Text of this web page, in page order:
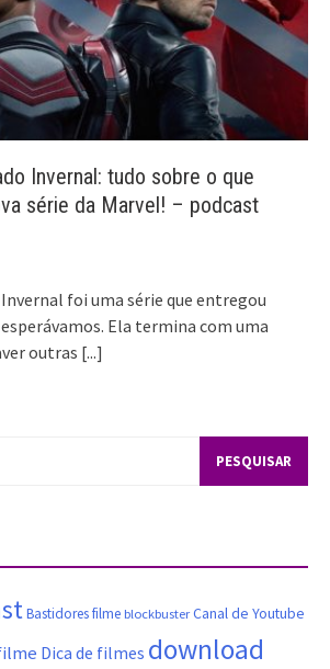
Invernal: tudo sobre o que
série da Marvel! – podcast
Invernal foi uma série que entregou
Ela termina com uma
outras [...]
Bastidores filme blockbuster Canal de Youtube
Dica de filmes download